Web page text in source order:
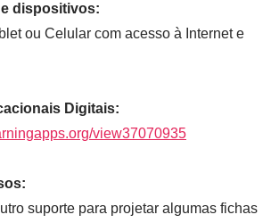
dispositivos:
ou Celular com acesso à Internet e
Digitais:
view37070935
suporte para projetar algumas fichas